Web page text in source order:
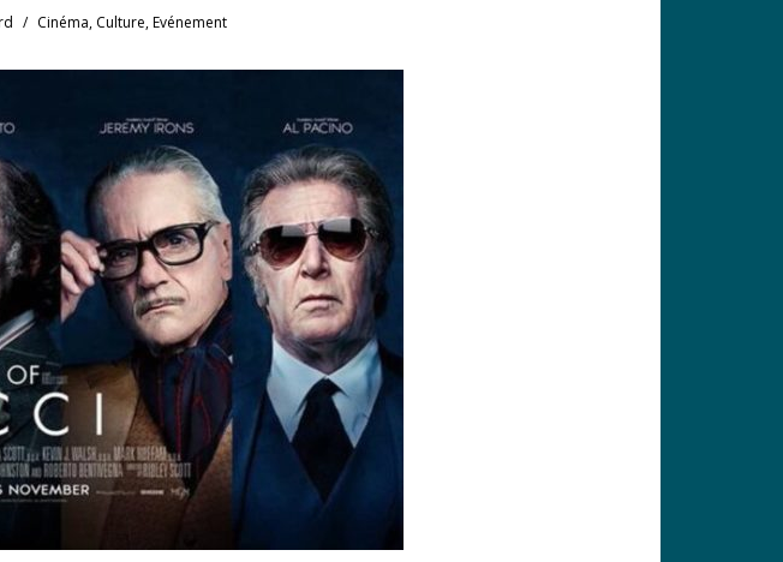
Cinéma, Culture,Evénement